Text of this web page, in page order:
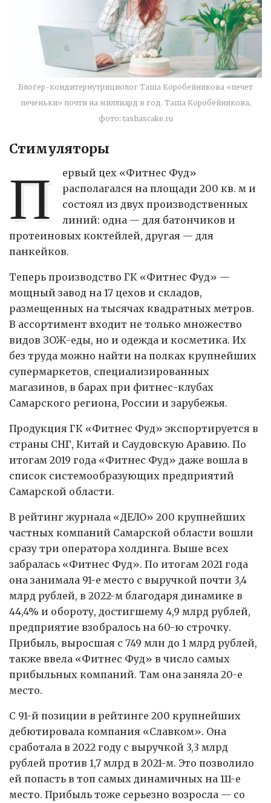
Блогер-кондитернутрициолог Таша Коробейникова «печет
печеньки» почти на миллиард в год. Таша Коробейникова,
фото: tashascake.ru
Стимуляторы
П
ервый цех «Фитнес Фуд»
располагался на площади 200 кв. м и
состоял из двух производственных
линий: одна — для батончиков и
протеиновых коктейлей, другая — для
панкейков.
Теперь производство ГК «Фитнес Фуд» —
мощный завод на 17 цехов и складов,
размещенных на тысячах квадратных метров.
В ассортимент входит не только множество
видов ЗОЖ-еды, но и одежда и косметика. Их
без труда можно найти на полках крупнейших
супермаркетов, специализированных
магазинов, в барах при фитнес-клубах
Самарского региона, России и зарубежья.
Продукция ГК «Фитнес Фуд» экспортируется в
страны СНГ, Китай и Саудовскую Аравию. По
итогам 2019 года «Фитнес Фуд» даже вошла в
список системообразующих предприятий
Самарской области.
В рейтинг журнала «ДЕЛО» 200 крупнейших
частных компаний Самарской области вошли
сразу три оператора холдинга. Выше всех
забралась «Фитнес Фуд». По итогам 2021 года
она занимала 91-е место с выручкой почти 3,4
млрд рублей, в 2022-м благодаря динамике в
44,4% и обороту, достигшему 4,9 млрд рублей,
предприятие взобралось на 60-ю строчку.
Прибыль, выросшая с 749 млн до 1 млрд рублей,
также ввела «Фитнес Фуд» в число самых
прибыльных компаний. Там она заняла 20-е
место.
С 91-й позиции в рейтинге 200 крупнейших
дебютировала компания «Славком». Она
сработала в 2022 году с выручкой 3,3 млрд
рублей против 1,7 млрд в 2021-м. Это позволило
ей попасть в топ самых динамичных на 111-е
место. Прибыль тоже серьезно возросла — со